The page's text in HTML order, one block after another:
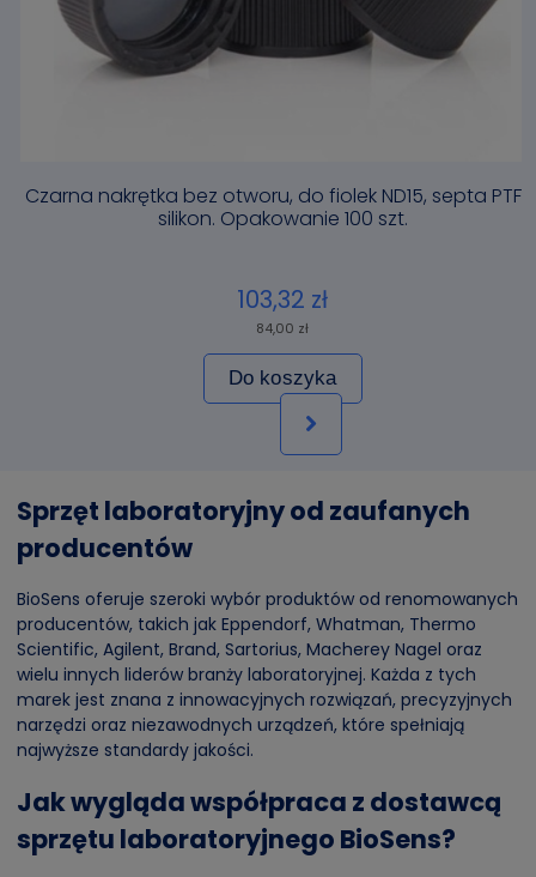
Czarna nakrętka bez otworu, do fiolek ND15, septa
silikon. Opakowanie 100 szt.
103,32 zł
84,00 zł
Do koszyka
Sprzęt laboratoryjny od zaufanych
producentów
BioSens oferuje szeroki wybór produktów od renomowanych
producentów, takich jak Eppendorf, Whatman, Thermo
Scientific, Agilent, Brand, Sartorius, Macherey Nagel oraz
wielu innych liderów branży laboratoryjnej. Każda z tych
marek jest znana z innowacyjnych rozwiązań, precyzyjnych
narzędzi oraz niezawodnych urządzeń, które spełniają
najwyższe standardy jakości.
Jak wygląda współpraca z dostawcą
sprzętu laboratoryjnego BioSens?